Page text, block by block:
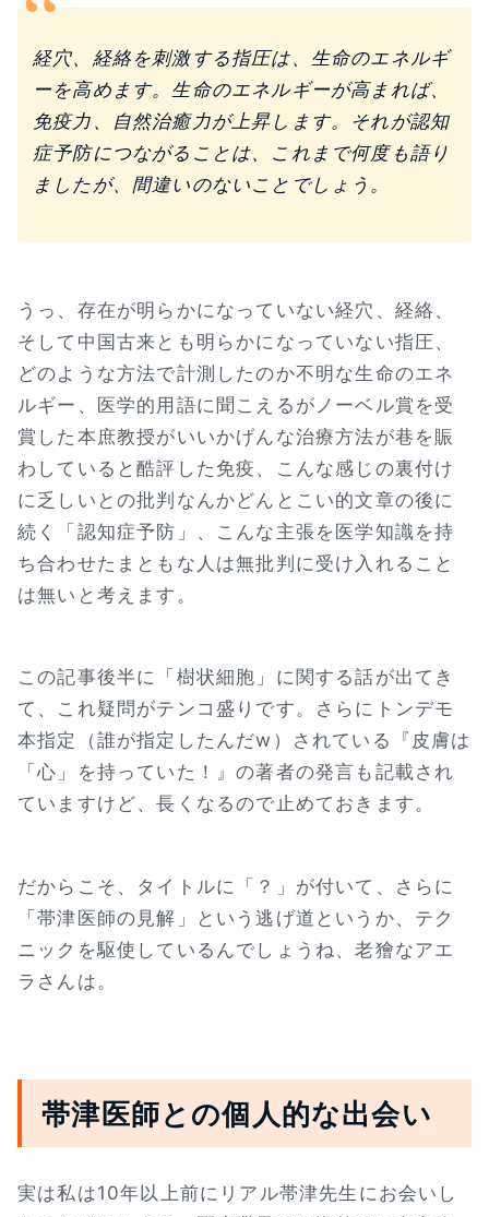
経穴、経絡を刺激する指圧は、生命のエネルギ
ーを高めます。生命のエネルギーが高まれば、
免疫力、自然治癒力が上昇します。それが認知
症予防につながることは、これまで何度も語り
ましたが、間違いのないことでしょう。
うっ、存在が明らかになっていない経穴、経絡、
そして中国古来とも明らかになっていない指圧、
どのような方法で計測したのか不明な生命のエネ
ルギー、医学的用語に聞こえるがノーベル賞を受
賞した本庶教授がいいかげんな治療方法が巷を賑
わしていると酷評した免疫、こんな感じの裏付け
に乏しいとの批判なんかどんとこい的文章の後に
続く「認知症予防」、こんな主張を医学知識を持
ち合わせたまともな人は無批判に受け入れること
は無いと考えます。
この記事後半に「樹状細胞」に関する話が出てき
て、これ疑問がテンコ盛りです。さらにトンデモ
本指定（誰が指定したんだw）されている『皮膚は
「心」を持っていた！』の著者の発言も記載され
ていますけど、長くなるので止めておきます。
だからこそ、タイトルに「？」が付いて、さらに
「帯津医師の見解」という逃げ道というか、テク
ニックを駆使しているんでしょうね、老獪なアエ
ラさんは。
帯津医師との個人的な出会い
実は私は10年以上前にリアル帯津先生にお会いし